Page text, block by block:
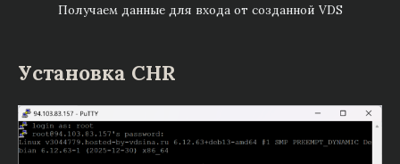
Получаем данные для входа от созданной VDS
Установка CHR